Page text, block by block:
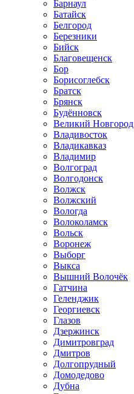
Барнаул
Батайск
Белгород
Березники
Бийск
Благовещенск
Бор
Борисоглебск
Братск
Брянск
Будённовск
Великий Новгород
Владивосток
Владикавказ
Владимир
Волгоград
Волгодонск
Волжск
Волжский
Вологда
Волоколамск
Вольск
Воронеж
Выборг
Выкса
Вышний Волочёк
Гатчина
Геленджик
Георгиевск
Глазов
Дзержинск
Димитровград
Дмитров
Долгопрудный
Домодедово
Дубна